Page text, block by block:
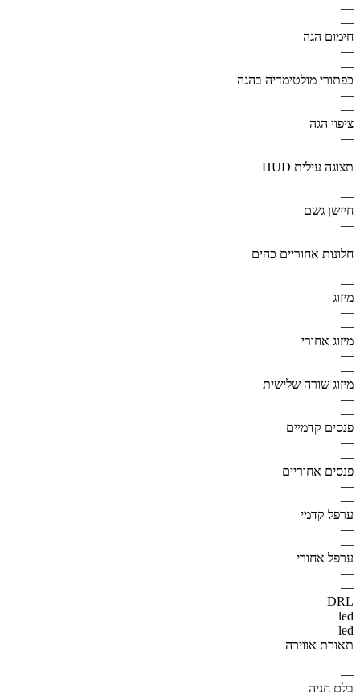
—
—
חימום הגה
—
—
כפתורי מולטימדיה בהגה
—
—
ציפוי הגה
—
—
תצוגה עילית HUD
—
—
חיישן גשם
—
—
חלונות אחוריים כהים
—
—
מיזוג
—
—
מיזוג אחורי
—
—
מיזוג שורה שלישית
—
—
פנסים קדמיים
—
—
פנסים אחוריים
—
—
ערפל קדמי
—
—
ערפל אחורי
—
—
DRL
led
led
תאורת אווירה
—
—
בלם חניה